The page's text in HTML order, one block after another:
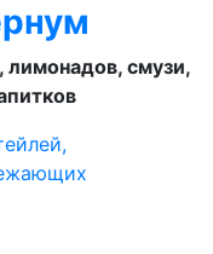
лимонадов, смузи,